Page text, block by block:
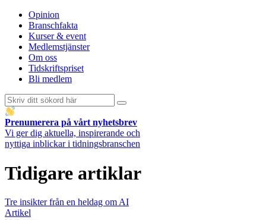
Opinion
Branschfakta
Kurser & event
Medlemstjänster
Om oss
Tidskriftspriset
Bli medlem
Prenumerera på vårt nyhetsbrev
Vi ger dig aktuella, inspirerande och
nyttiga inblickar i tidningsbranschen
Tidigare artiklar
Tre insikter från en heldag om AI
Artikel